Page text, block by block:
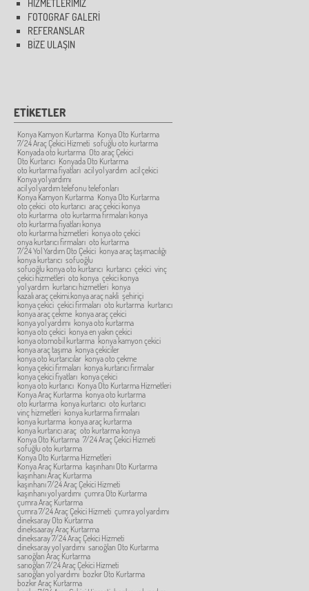
HİZMETLERİMİZ
FOTOGRAF GALERİ
REFERANSLAR
BİZE ULAŞIN
ETİKETLER
Konya Kamyon Kurtarma Konya Oto Kurtarma
7/24 Araç Çekici Hizmeti sofuğlu oto kurtarma
Konyada oto kurtarma Oto araç Çekici
Oto Kurtarıcı Konyada Oto Kurtarma
oto kurtarma fiyatları acil yol yardım acil çekici
Konya yol yardımı
acil yol yardım telefonu telefonları
Konya Kamyon Kurtarma Konya Oto Kurtarma
oto çekici oto kurtarıcı araç çekici konya
oto kurtarma oto kurtarma firmaları konya
oto kurtarma fiyatları konya
oto kurtarma hizmetleri konya oto çekici
onya kurtarıcı firmaları oto kurtarma
7/24 Yol Yardım Oto Çekici konya araç taşımacılığı
konya kurtarıcı sofuoğlu
sofuoğlu konya oto kurtarıcı kurtarıcı çekici vinç
çekici hizmetleri oto konya çekici konya
yol yardım kurtarıcı hizmetleri konya
kazalı araç çekimi.konya araç nakli şehiriçi
konya çekici çekici firmaları oto kurtarma kurtarıcı
konya araç çekme konya araç çekici
konya yol yardımı konya oto kurtarma
konya oto çekici konya en yakın çekici
konya otomobil kurtarma konya kamyon çekici
konya araç taşıma konya çekiciler
konya oto kurtarıcılar konya oto çekme
konya çekici firmaları konya kurtarıcı firmalar
konya çekici fiyatları konya çekici
konya oto kurtarıcı Konya Oto Kurtarma Hizmetleri
Konya Araç Kurtarma konya oto kurtarma
oto kurtarma konya kurtarıcı oto kurtarıcı
vinç hizmetleri konya kurtarma firmaları
konya kurtarma konya araç kurtarma
konya kurtarıcı araç oto kurtarma konya
Konya Oto Kurtarma 7/24 Araç Çekici Hizmeti
sofuğlu oto kurtarma
Konya Oto Kurtarma Hizmetleri
Konya Araç Kurtarma kaşınhanı Oto Kurtarma
kaşınhanı Araç Kurtarma
kaşınhanı 7/24 Araç Çekici Hizmeti
kaşınhanı yol yardımı çumra Oto Kurtarma
çumra Araç Kurtarma
çumra 7/24 Araç Çekici Hizmeti çumra yol yardımı
dineksaray Oto Kurtarma
dineksaaray Araç Kurtarma
dineksaray 7/24 Araç Çekici Hizmeti
dineksaray yol yardımı sarıoğlan Oto Kurtarma
sarıoğlan Araç Kurtarma
sarıoğlan 7/24 Araç Çekici Hizmeti
sarıoğlan yol yardımı bozkır Oto Kurtarma
bozkır Araç Kurtarma